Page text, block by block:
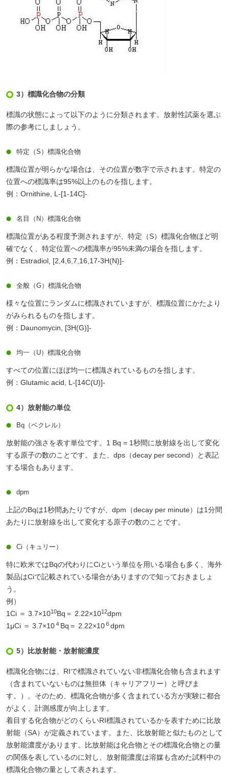
3）標識化合物の分類
標識の状態によって以下のように分類されます。放射性試薬を選ぶ
際の参考にしましょう。
特定（S）標識化合物
標識位置が明らかな場合は、その位置が数字で示されます。特定の
位置への標識率は95%以上のものを指します。
例：Ornithine, L-[1-14C]-
名目（N）標識化合物
標識位置がある程度予測されますが、特定（S）標識化合物ほど明
確でなく、特定位置への標識率が95%未満の場合を指します。
例：Estradiol, [2,4,6,7,16,17-3H(N)]-
全般（G）標識化合物
様々な位置にランダムに標識されていますが、標識位置にかたより
がみられるものを指します。
例：Daunomycin, [3H(G)]-
均一（U）標識化合物
すべての位置にほぼ均一に標識されているものを指します。
例：Glutamic acid, L-[14C(U)]-
4）放射能の単位
Bq（ベクレル）
放射能の強さを表す単位です。1 Bq = 1秒間に放射線を出して変化
する原子の数のことです。また、dps（decay per second）と表記
する場合もあります。
dpm
上記のBqは1秒間あたりですが、dpm（decay per minute）は1分間
あたりに放射線を出して変化する原子の数のことです。
Ci（キュリー）
特に欧米ではBqの代わりにCiという単位を用いる場合も多く、海外
製品はCiで記載されている場合がありますので知っておきましょ
う。
例）
1Ci ＝ 3.7×1010Bq＝ 2.22×1012dpm
1μCi ＝ 3.7×10４ Bq＝ 2.22×10６dpm
5）比放射能・放射能濃度
標識化合物には、RIで標識されていない非標識化合物も含まれます
（含まれていないものは無担体（キャリアフリー）と呼びま
す。）。そのため、標識化合物が多く含まれている方が実験に都合
がよく、計測感度が向上します。
着目する化合物がどのくらいRI標識されているかを表すために比放
射能（SA）が定義されています。また、比放射能と似たものとして
放射能濃度があります。比放射能は化合物とその標識化合物との量
の関係を表しているのに対し、放射能濃度は溶媒も含めた試料中の
標識化合物の量として表されます。